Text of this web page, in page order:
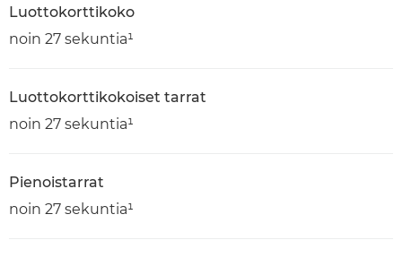
Luottokorttikoko
noin 27 sekuntia¹
Luottokorttikokoiset tarrat
noin 27 sekuntia¹
Pienoistarrat
noin 27 sekuntia¹